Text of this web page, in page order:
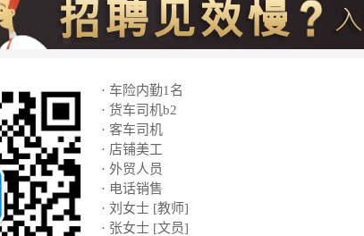
· 车险内勤1名
· 货车司机b2
· 客车司机
· 店铺美工
· 外贸人员
· 电话销售
· 刘女士 [教师]
· 张女士 [文员]